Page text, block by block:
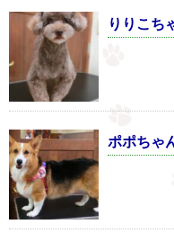
りりこち
ポポちゃ